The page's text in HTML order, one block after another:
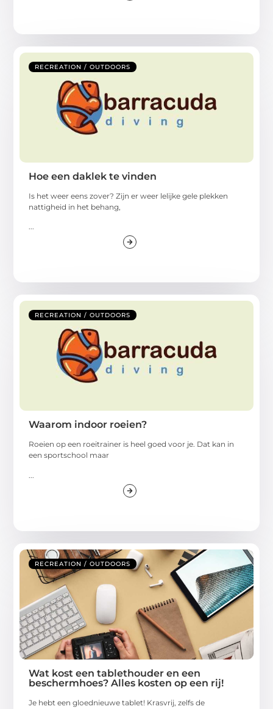
RECREATION / OUTDOORS
Hoe een daklek te vinden
Is het weer eens zover? Zijn er weer lelijke gele plekken
nattigheid in het behang,
...
RECREATION / OUTDOORS
Waarom indoor roeien?
Roeien op een roeitrainer is heel goed voor je. Dat kan in
een sportschool maar
RECREATION / OUTDOORS
Wat kost een tablethouder en een
beschermhoes? Alles kosten op een rij!
Je hebt een gloednieuwe tablet! Krasvrij, zelfs de